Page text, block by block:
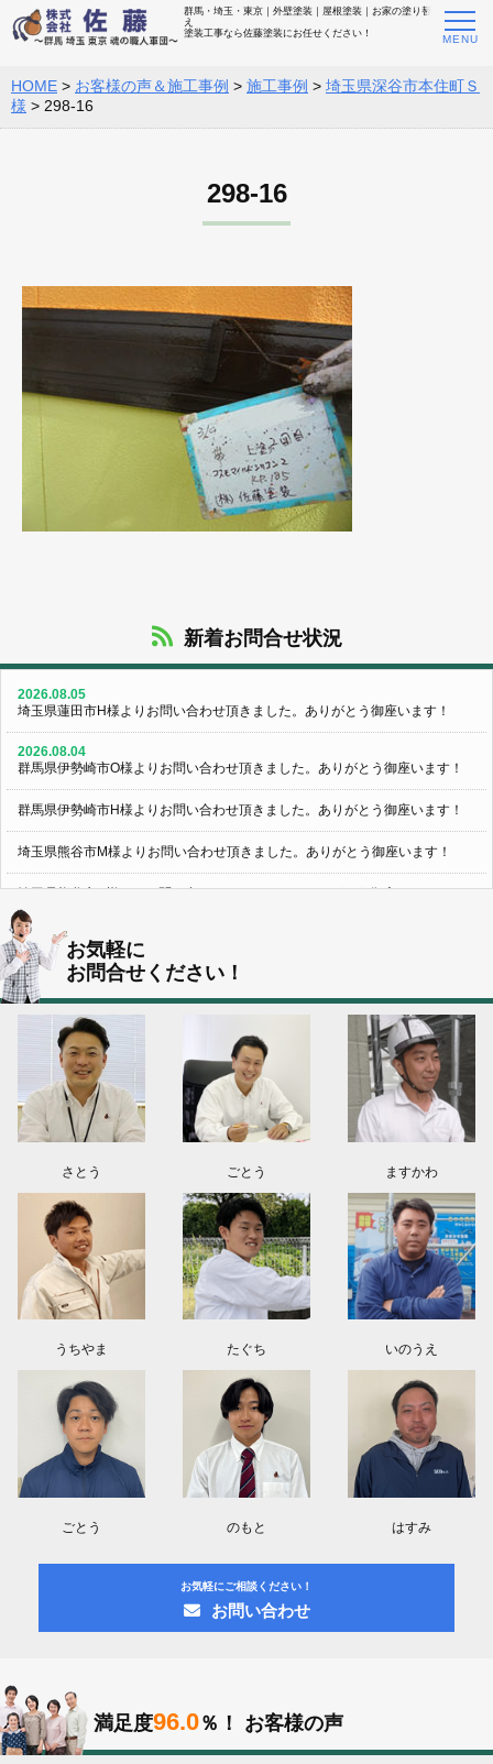
群馬・埼玉・東京｜外壁塗装｜屋根塗装｜お家の塗り替
え
塗装工事なら佐藤塗装にお任せください！
HOME > お客様の声＆施工事例 > 施工事例 > 埼玉県深谷市本住町Ｓ
様 > 298-16
298-16
新着お問合せ状況
2026.08.05
埼玉県蓮田市H様よりお問い合わせ頂きました。ありがとう御座います！
2026.08.04
群馬県伊勢崎市O様よりお問い合わせ頂きました。ありがとう御座います！
群馬県伊勢崎市H様よりお問い合わせ頂きました。ありがとう御座います！
埼玉県熊谷市M様よりお問い合わせ頂きました。ありがとう御座います！
埼玉県熊谷市S様よりお問い合わせ頂きました。ありがとう御座います！
群馬県伊勢崎市K様よりお問い合わせ頂きました。ありがとう御座います！
東京都葛飾区N様よりお問い合わせ頂きました。ありがとう御座います！
2026.08.03
神奈川県川崎市A様よりお問い合わせ頂きました。ありがとう御座います！
群馬県高崎市E様よりお問い合わせ頂きました。ありがとう御座います！
2026.08.02
東京都練馬区K様よりお問い合わせ頂きました。ありがとう御座います！
お気軽に
お問合せください！
さとう ごとう ますかわ
うちやま たぐち いのうえ
ごとう のもと はすみ
お気軽にご相談ください！
お問い合わせ
満足度96.0％！ お客様の声